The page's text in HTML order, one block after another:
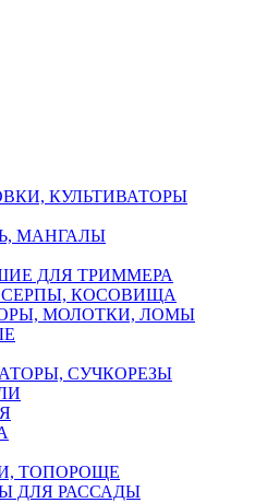
КУЛЬТИВАТОРЫ
МАНГАЛЫ
ДЛЯ ТРИММЕРА
СЕРПЫ, КОСОВИЩА
МОЛОТКИ, ЛОМЫ
СУЧКОРЕЗЫ
ТОПОРОЩЕ
ДЛЯ РАССАДЫ